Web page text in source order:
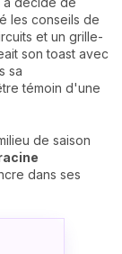
les conseils de
et un grille-
son toast avec
sa
témoin d'une
de saison
dans ses